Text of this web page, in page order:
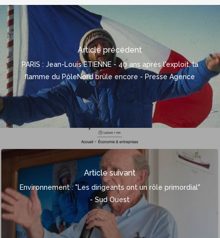
Article précédent
PARIS : Jean-Louis ETIENNE - 40 ans après l'exploit, la
flamme du PôleNord brûle encore - Presse Agence
Article suivant
Environnement : "Les dirigeants ont un rôle primordial"
- Sud Ouest